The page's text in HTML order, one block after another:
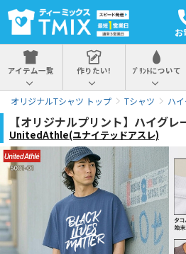
お
アイテム一覧 作りたい! ﾌﾟﾘﾝﾄについて
オリジナルTシャツ トップ Tシャツ ハ
【オリジナルプリント】ハイグレ
UnitedAthle(ユナイテッドアスレ)